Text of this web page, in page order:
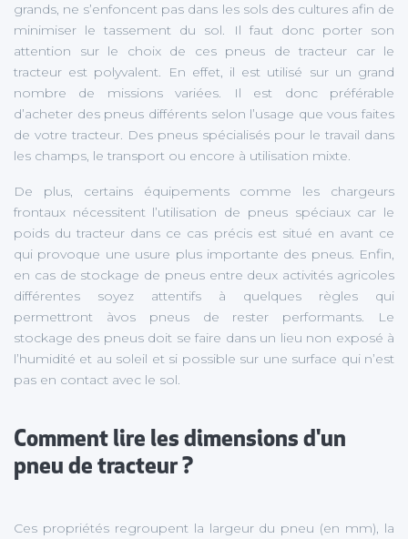
grands, ne s’enfoncent pas dans les sols des cultures afin de
minimiser le tassement du sol. Il faut donc porter son
attention sur le choix de ces pneus de tracteur car le
tracteur est polyvalent. En effet, il est utilisé sur un grand
nombre de missions variées. Il est donc préférable
d’acheter des pneus différents selon l’usage que vous faites
de votre tracteur. Des pneus spécialisés pour le travail dans
les champs, le transport ou encore à utilisation mixte.
De plus, certains équipements comme les chargeurs
frontaux nécessitent l’utilisation de pneus spéciaux car le
poids du tracteur dans ce cas précis est situé en avant ce
qui provoque une usure plus importante des pneus. Enfin,
en cas de stockage de pneus entre deux activités agricoles
différentes soyez attentifs à quelques règles qui
permettront àvos pneus de rester performants. Le
stockage des pneus doit se faire dans un lieu non exposé à
l’humidité et au soleil et si possible sur une surface qui n’est
pas en contact avec le sol.
Comment lire les dimensions d'un
pneu de tracteur ?
Ces propriétés regroupent la largeur du pneu (en mm), la